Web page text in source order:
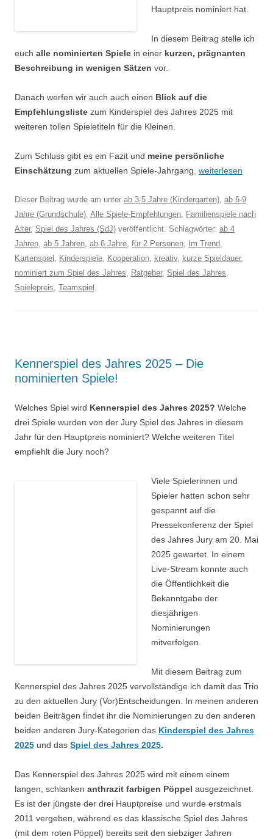
Hauptpreis nominiert hat.
In diesem Beitrag stelle ich
euch alle nominierten Spiele in einer kurzen, prägnanten
Beschreibung in wenigen Sätzen vor.
Danach werfen wir auch auch einen Blick auf die
Empfehlungsliste zum Kinderspiel des Jahres 2025 mit
weiteren tollen Spieletiteln für die Kleinen.
Zum Schluss gibt es ein Fazit und meine persönliche
Einschätzung zum aktuellen Spiele-Jahrgang. weiterlesen
Dieser Beitrag wurde am unter ab 3-5 Jahre (Kindergarten), ab 6-9
Jahre (Grundschule), Alle Spiele-Empfehlungen, Familienspiele nach
Alter, Spiel des Jahres (SdJ) veröffentlicht. Schlagwörter: ab 4
Jahren, ab 5 Jahren, ab 6 Jahre, für 2 Personen, Im Trend,
Kartenspiel , Kinderspiele, Kooperation, kreativ, kurze Spieldauer,
nominiert zum Spiel des Jahres, Ratgeber, Spiel des Jahres,
Spielepreis, Teamspiel .
Kennerspiel des Jahres 2025 – Die
nominierten Spiele!
Welches Spiel wird Kennerspiel des Jahres 2025? Welche
drei Spiele wurden von der Jury Spiel des Jahres in diesem
Jahr für den Hauptpreis nominiert? Welche weiteren Titel
empfiehlt die Jury noch?
Viele Spielerinnen und
Spieler hatten schon sehr
gespannt auf die
Pressekonferenz der Spiel
des Jahres Jury am 20. Mai
2025 gewartet. In einem
Live-Stream konnte auch
die Öffentlichkeit die
Bekanntgabe der
diesjährigen
Nominierungen
mitverfolgen.
Mit diesem Beitrag zum
Kennerspiel des Jahres 2025 vervollständige ich damit das Trio
zu den aktuellen Jury (Vor)Entscheidungen. In meinen anderen
beiden Beiträgen findet ihr die Nominierungen zu den anderen
beiden anderen Jury-Kategorien das Kinderspiel des Jahres
2025 und das Spiel des Jahres 2025.
Das Kennerspiel des Jahres 2025 wird mit einem einem
langen, schlanken anthrazit farbigen Pöppel ausgezeichnet.
Es ist der jüngste der drei Hauptpreise und wurde erstmals
2011 vergeben, während es das klassische Spiel des Jahres
(mit dem roten Pöppel) bereits seit den siebziger Jahren